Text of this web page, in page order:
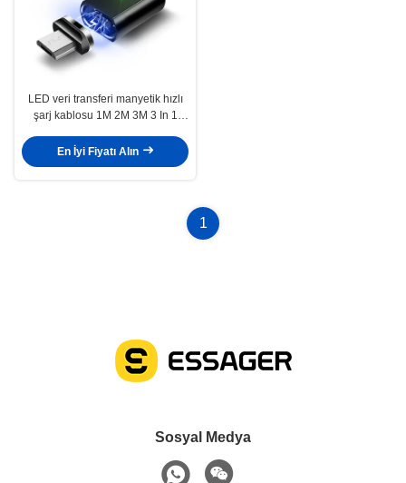
LED veri transferi manyetik hızlı
şarj kablosu 1M 2M 3M 3 In 1
En İyi Fiyatı Alın
1
Sosyal Medya